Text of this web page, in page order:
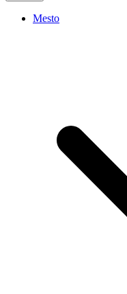
Mesto